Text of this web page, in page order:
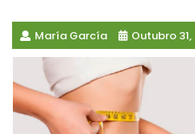
María García Outubro